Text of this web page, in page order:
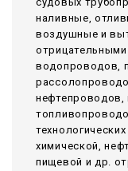
наливные,
воздушные и
водопроводов,
химической,
пищевой и др.